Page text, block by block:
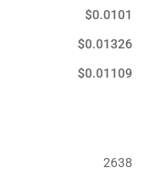
$0.0101
$0.01326
$0.01109
2638